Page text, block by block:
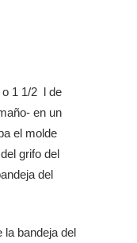
o 1 1/2 l de
en un
el molde
grifo del
del
la bandeja del